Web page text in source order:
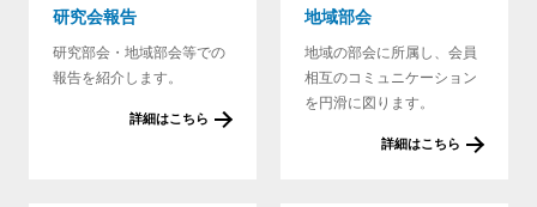
研究会報告
研究部会・地域部会等での
報告を紹介します。
詳細はこちら
地域部会
地域の部会に所属し、会員
相互のコミュニケーション
を円滑に図ります。
詳細はこちら